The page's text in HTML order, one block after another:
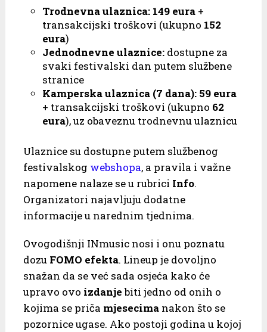
Trodnevna ulaznica: 149 eura +
transakcijski troškovi (ukupno 152
eura)
Jednodnevne ulaznice: dostupne za
svaki festivalski dan putem službene
stranice
Kamperska ulaznica (7 dana): 59 eura
+ transakcijski troškovi (ukupno 62
eura), uz obaveznu trodnevnu ulaznicu
Ulaznice su dostupne putem službenog
festivalskog webshopa, a pravila i važne
napomene nalaze se u rubrici Info.
Organizatori najavljuju dodatne
informacije u narednim tjednima.
Ovogodišnji INmusic nosi i onu poznatu
dozuFOMO efekta. Lineup je dovoljno
snažan da se već sada osjeća kako će
upravo ovo izdanjebiti jedno od onih o
kojima se priča mjesecimanakon što se
pozornice ugase. Ako postoji godina u kojoj